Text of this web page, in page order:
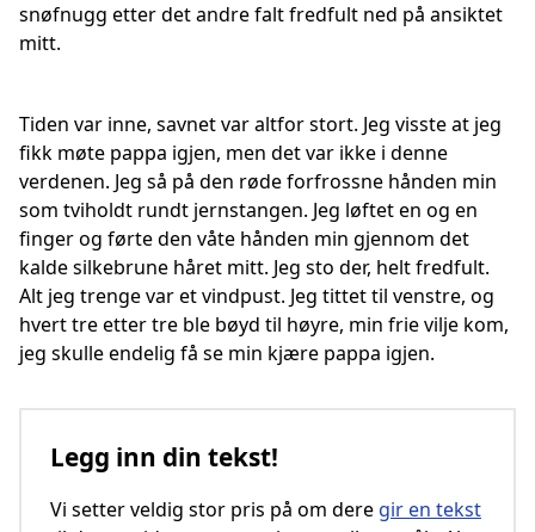
snøfnugg etter det andre falt fredfult ned på ansiktet
mitt.
Tiden var inne, savnet var altfor stort. Jeg visste at jeg
fikk møte pappa igjen, men det var ikke i denne
verdenen. Jeg så på den røde forfrossne hånden min
som tviholdt rundt jernstangen. Jeg løftet en og en
finger og førte den våte hånden min gjennom det
kalde silkebrune håret mitt. Jeg sto der, helt fredfult.
Alt jeg trenge var et vindpust. Jeg tittet til venstre, og
hvert tre etter tre ble bøyd til høyre, min frie vilje kom,
jeg skulle endelig få se min kjære pappa igjen.
Legg inn din tekst!
Vi setter veldig stor pris på om dere gir en tekst